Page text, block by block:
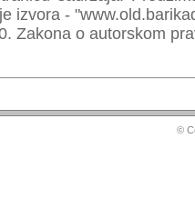
izvora -
Zakona o autorskom
©